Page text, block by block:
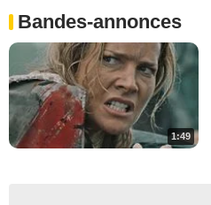
Bandes-annonces
1:49